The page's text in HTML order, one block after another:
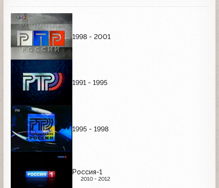
1998 - 2001
1991 - 1995
1995 - 1998
Россия-1
2010 - 2012